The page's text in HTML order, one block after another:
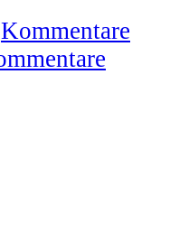
Kommentare